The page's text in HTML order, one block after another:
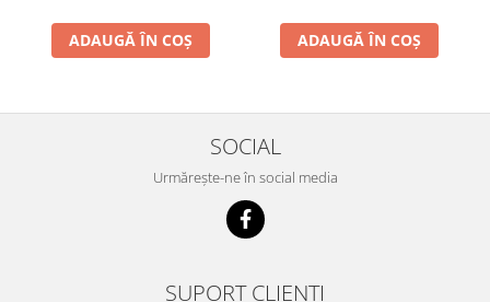
ADAUGĂ ÎN COȘ ADAUGĂ ÎN COȘ
SOCIAL
Urmărește-ne în social media
SUPORT CLIENȚI